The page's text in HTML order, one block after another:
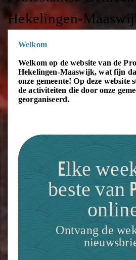
Hekelingen-
Welkom
Welkom op de website van de
Hekelingen-Maaswijk, wat fijn
onze gemeente! Op deze website
de activiteiten die door onze
georganiseerd.
Elke
beste van
Ontvang de